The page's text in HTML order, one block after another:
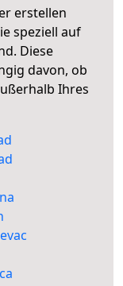
erstellen
speziell auf
Diese
davon, ob
Ihres